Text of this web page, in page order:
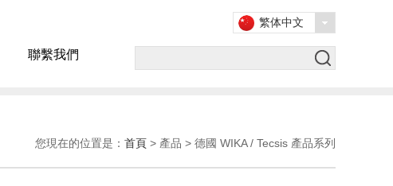
聯繫我們
繁体中文
您現在的位置是： 首頁 > 產品 > 德國 WIKA / Tecsis 產品系列